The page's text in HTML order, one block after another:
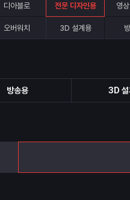
디아블로
오버워치
전문 디자인용 영
3D 설계용
방송용 3D 설